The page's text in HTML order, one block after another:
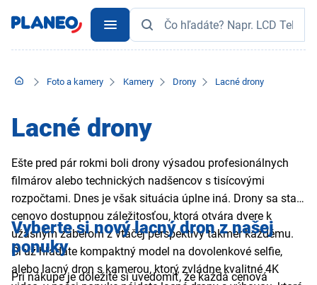
Foto a kamery Kamery Drony Lacné drony
Lacné drony
Ešte pred pár rokmi boli drony výsadou profesionálnych
filmárov alebo technických nadšencov s tisícovými
rozpočtami. Dnes je však situácia úplne iná. Drony sa stali
cenovo dostupnou záležitosťou, ktorá otvára dvere k
úžasným záberom z vtáčej perspektívy takmer každému.
Či už hľadáte kompaktný model na dovolenkové selfie,
alebo lacný dron s kamerou, ktorý zvládne kvalitné 4K
Vyberte si nový lacný dron z našej
ponuky
Pri nákupe je dôležité si uvedomiť, že každá cenová